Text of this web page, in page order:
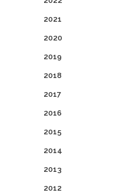
2021
2020
2019
2018
2017
2016
2015
2014
2013
2012